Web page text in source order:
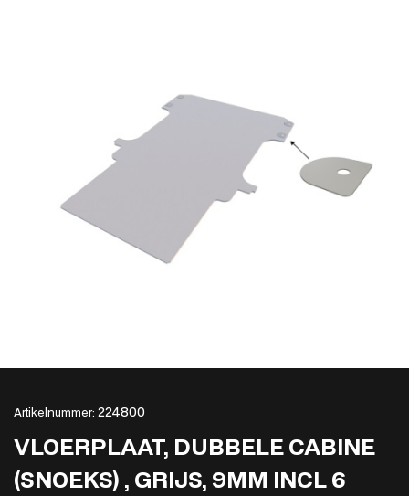
Artikelnummer: 224800
VLOERPLAAT, DUBBELE CABINE
(SNOEKS) , GRIJS, 9MM INCL 6